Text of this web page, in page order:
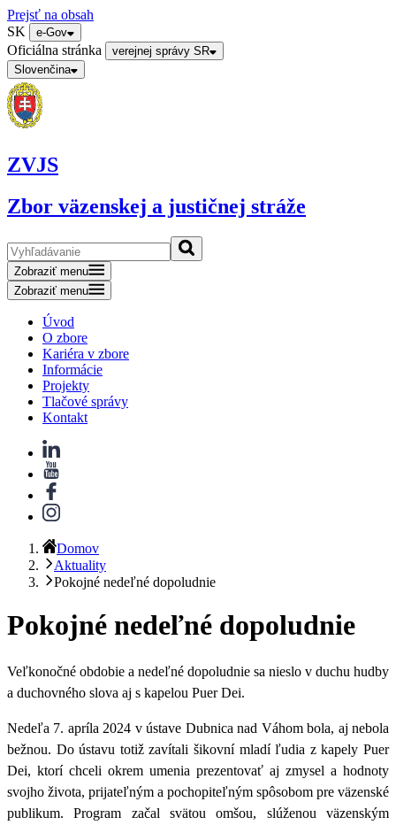
Prejsť na obsah
SK
e-Gov
Oficiálna stránka
verejnej správy SR
Slovenčina
ZVJS
Zbor väzenskej a justičnej stráže
Zobraziť menu
Zobraziť menu
Úvod
O zbore
Kariéra v zbore
Informácie
Projekty
Tlačové správy
Kontakt
Domov
Aktuality
Pokojné nedeľné dopoludnie
Pokojné nedeľné dopoludnie
Veľkonočné obdobie a nedeľné dopoludnie sa nieslo v duchu hudby
a duchovného slova aj s kapelou Puer Dei.
Nedeľa 7. apríla 2024 v ústave Dubnica nad Váhom bola, aj nebola
bežnou. Do ústavu totiž zavítali šikovní mladí ľudia z kapely Puer
Dei, ktorí chceli okrem umenia prezentovať aj zmysel a hodnoty
svojho života, prijateľným a pochopiteľným spôsobom pre väzenské
publikum.Program začal svätou omšou, slúženou väzenským